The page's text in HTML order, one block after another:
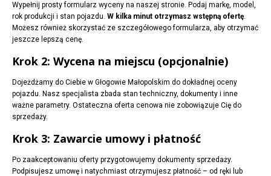
Wypełnij prosty formularz wyceny na naszej stronie. Podaj markę, model,
rok produkcji i stan pojazdu. W kilka minut otrzymasz wstępną ofertę.
Możesz również skorzystać ze szczegółowego formularza, aby otrzymać
jeszcze lepszą cenę.
Krok 2: Wycena na miejscu (opcjonalnie)
Dojeżdżamy do Ciebie w Głogowie Małopolskim do dokładnej oceny
pojazdu. Nasz specjalista zbada stan techniczny, dokumenty i inne
ważne parametry. Ostateczna oferta cenowa nie zobowiązuje Cię do
sprzedaży.
Krok 3: Zawarcie umowy i płatność
Po zaakceptowaniu oferty przygotowujemy dokumenty sprzedaży.
Podpisujesz umowę i natychmiast otrzymujesz płatność – od ręki lub